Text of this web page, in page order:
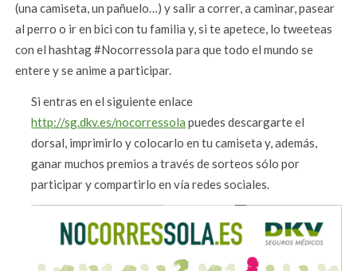
(una camiseta, un pañuelo…) y salir a correr, a caminar, pasear
al perro o ir en bici con tu familia y, si te apetece, lo tweeteas
con el hashtag #Nocorressola para que todo el mundo se
entere y se anime a participar.
Si entras en el siguiente enlace
http://sg.dkv.es/nocorressola puedes descargarte el
dorsal, imprimirlo y colocarlo en tu camiseta y, además,
ganar muchos premios a través de sorteos sólo por
participar y compartirlo en vía redes sociales.